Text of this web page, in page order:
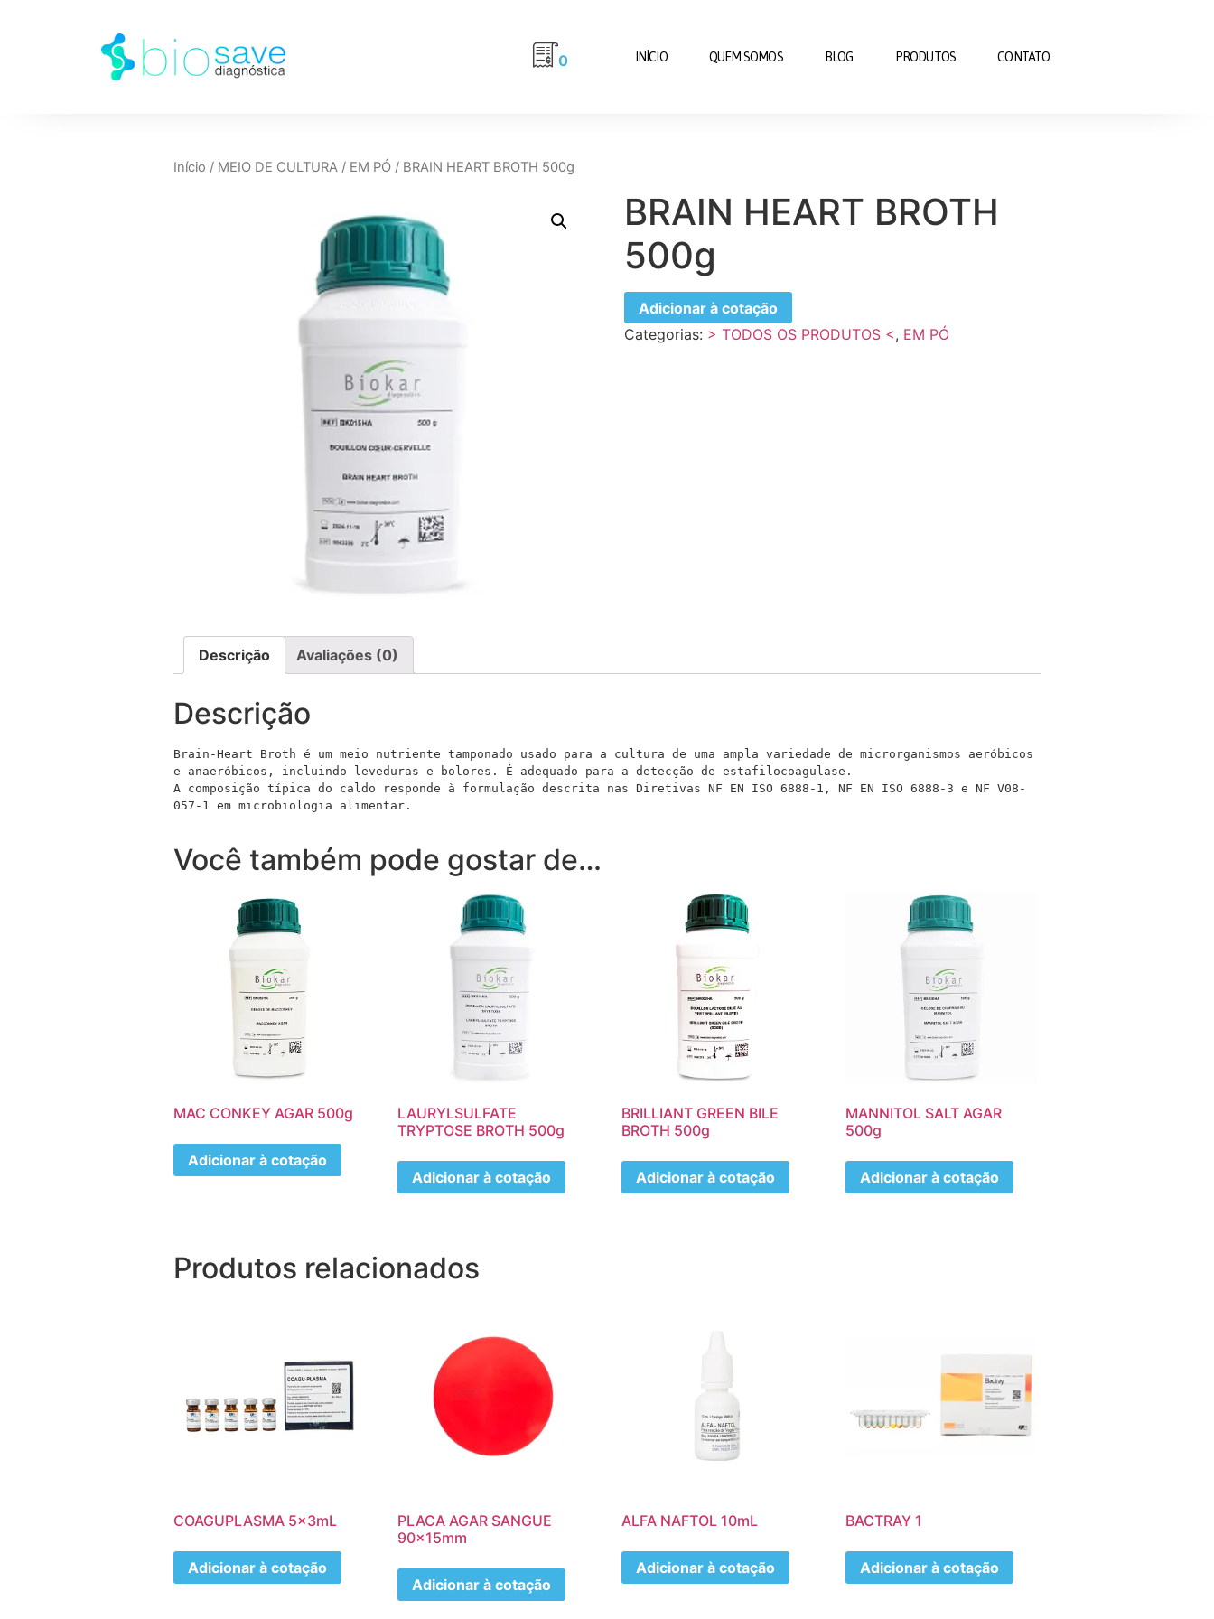
0 INÍCIO QUEM SOMOS BLOG PRODUTOS CONTATO
Início / MEIO DE CULTURA / EM PÓ / BRAIN HEART BROTH 500g
BRAIN HEART BROTH
500g
Adicionar à cotação
Categorias: > TODOS OS PRODUTOS <, EM PÓ
Descrição Avaliações (0)
Descrição
Brain-Heart Broth é um meio nutriente tamponado usado para a cultura de uma ampla variedade de microrganismos aeróbicos
e anaeróbicos, incluindo leveduras e bolores. É adequado para a detecção de estafilocoagulase.
A composição típica do caldo responde à formulação descrita nas Diretivas NF EN ISO 6888-1, NF EN ISO 6888-3 e NF V08-
057-1 em microbiologia alimentar.
Você também pode gostar de…
MAC CONKEY AGAR 500g
Adicionar à cotação
LAURYLSULFATE
TRYPTOSE BROTH 500g
Adicionar à cotação
BRILLIANT GREEN BILE
BROTH 500g
Adicionar à cotação
MANNITOL SALT AGAR
500g
Adicionar à cotação
Produtos relacionados
COAGUPLASMA 5x3mL
Adicionar à cotação
PLACA AGAR SANGUE
90x15mm
Adicionar à cotação
ALFA NAFTOL 10mL
Adicionar à cotação
BACTRAY 1
Adicionar à cotação